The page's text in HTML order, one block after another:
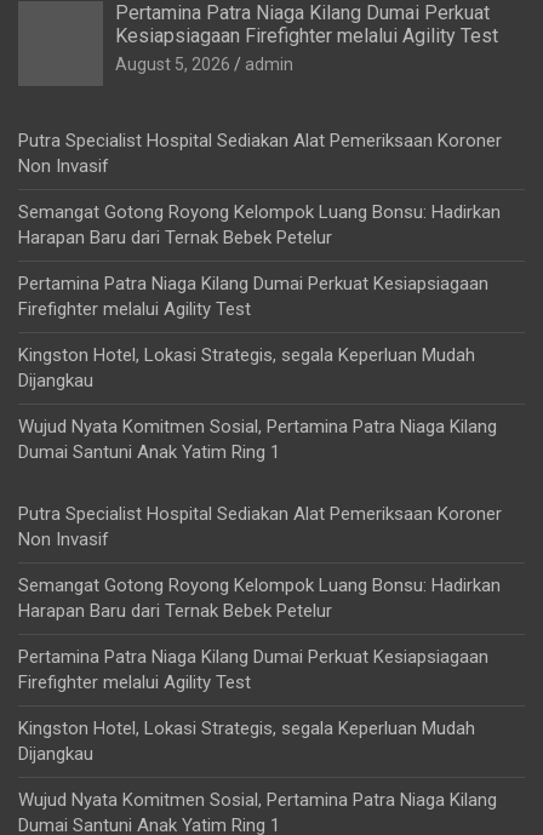
Pertamina Patra Niaga Kilang Dumai Perkuat
Kesiapsiagaan Firefighter melalui Agility Test
August 5, 2026 admin
Putra Specialist Hospital Sediakan Alat Pemeriksaan Koroner
Non Invasif
Semangat Gotong Royong Kelompok Luang Bonsu: Hadirkan
Harapan Baru dari Ternak Bebek Petelur
Pertamina Patra Niaga Kilang Dumai Perkuat Kesiapsiagaan
Firefighter melalui Agility Test
Kingston Hotel, Lokasi Strategis, segala Keperluan Mudah
Dijangkau
Wujud Nyata Komitmen Sosial, Pertamina Patra Niaga Kilang
Dumai Santuni Anak Yatim Ring 1
Putra Specialist Hospital Sediakan Alat Pemeriksaan Koroner
Non Invasif
Semangat Gotong Royong Kelompok Luang Bonsu: Hadirkan
Harapan Baru dari Ternak Bebek Petelur
Pertamina Patra Niaga Kilang Dumai Perkuat Kesiapsiagaan
Firefighter melalui Agility Test
Kingston Hotel, Lokasi Strategis, segala Keperluan Mudah
Dijangkau
Wujud Nyata Komitmen Sosial, Pertamina Patra Niaga Kilang
Dumai Santuni Anak Yatim Ring 1